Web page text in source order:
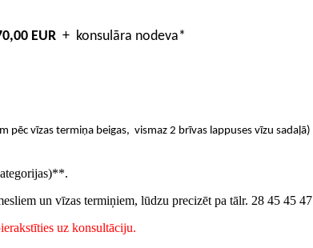
EUR + konsulāra nodeva*
pēc vīzas termiņa beigas, vismaz 2 brīvas lappuses vīzu sadaļā)
un vīzas termiņiem, lūdzu precizēt pa tālr. 28 45 45 47
uz konsultāciju.